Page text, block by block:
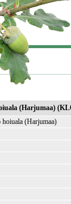
(Harjumaa)
(Harjumaa)